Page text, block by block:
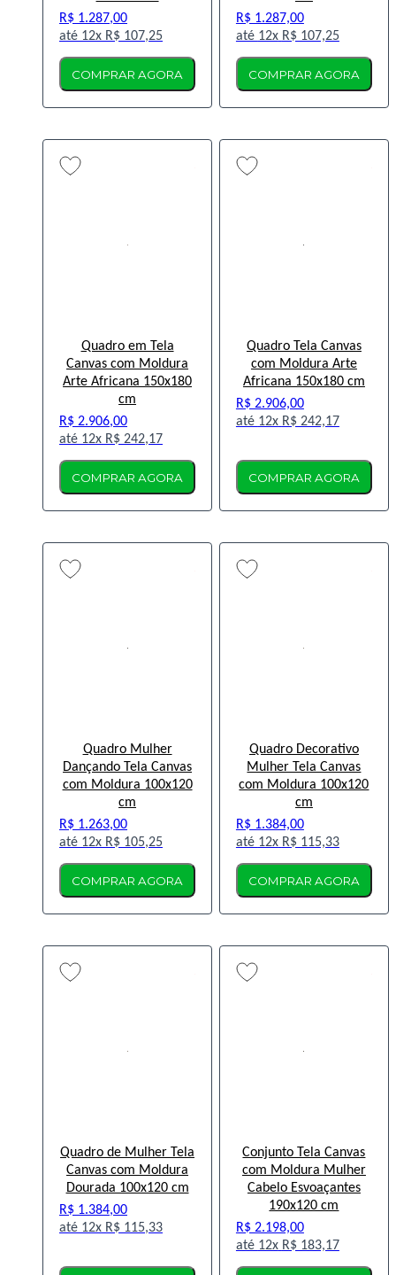
R$ 1.287,00
12x R$ 107,25
COMPRAR AGORA
R$ 1.287,00
12x R$ 107,25
COMPRAR AGORA
Quadro em Tela
Canvas com Moldura
Arte Africana 150x180
cm
R$ 2.906,00
12x R$ 242,17
COMPRAR AGORA
Quadro Tela Canvas
com Moldura Arte
Africana 150x180 cm
R$ 2.906,00
12x R$ 242,17
COMPRAR AGORA
Quadro Mulher
Dançando Tela Canvas
com Moldura 100x120
cm
R$ 1.263,00
12x R$ 105,25
COMPRAR AGORA
Quadro Decorativo
Mulher Tela Canvas
com Moldura 100x120
cm
R$ 1.384,00
12x R$ 115,33
COMPRAR AGORA
Quadro de Mulher Tela
Canvas com Moldura
Dourada 100x120 cm
R$ 1.384,00
12x R$ 115,33
Conjunto Tela Canvas
com Moldura Mulher
Cabelo Esvoaçantes
190x120 cm
R$ 2.198,00
12x R$ 183,17